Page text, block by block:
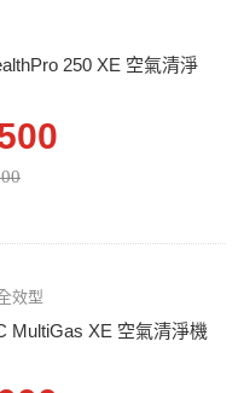
250 XE 空氣清淨
效型
MultiGas XE 空氣清淨機